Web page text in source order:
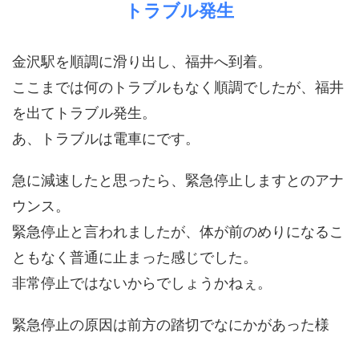
トラブル発生
金沢駅を順調に滑り出し、福井へ到着。
ここまでは何のトラブルもなく順調でしたが、福井
を出てトラブル発生。
あ、トラブルは電車にです。
急に減速したと思ったら、緊急停止しますとのアナ
ウンス。
緊急停止と言われましたが、体が前のめりになるこ
ともなく普通に止まった感じでした。
非常停止ではないからでしょうかねぇ。
緊急停止の原因は前方の踏切でなにかがあった様